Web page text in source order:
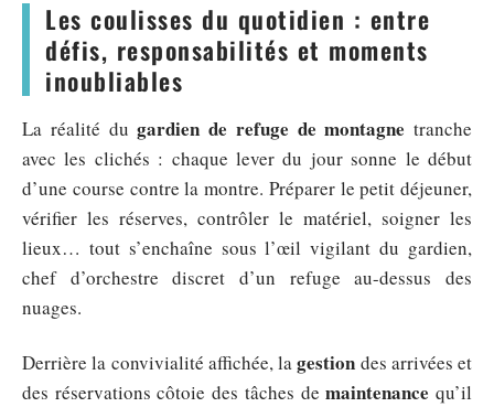
Les coulisses du quotidien : entre
défis, responsabilités et moments
inoubliables
La réalité dugardien de refuge de montagne tranche
avec les clichés : chaque lever du jour sonne le début
d’une course contre la montre. Préparer le petit déjeuner,
vérifier les réserves, contrôler le matériel, soigner les
lieux… tout s’enchaîne sous l’œil vigilant du gardien,
chef d’orchestre discret d’un refuge au-dessus des
nuages.
Derrière la convivialité affichée, lagestion des arrivées et
des réservations côtoie des tâches demaintenance qu’il